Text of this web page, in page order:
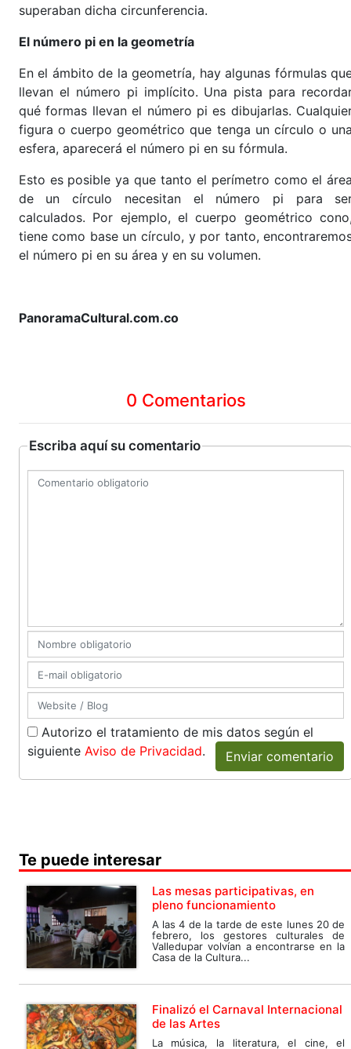
superaban dicha circunferencia.
El número pi en la geometría
En el ámbito de la geometría, hay algunas fórmulas
llevan el número pi implícito. Una pista para
qué formas llevan el número pi es dibujarlas.
figura o cuerpo geométrico que tenga un círculo o
esfera, aparecerá el número pi en su fórmula.
Esto es posible ya que tanto el perímetro como el
de un círculo necesitan el número pi para
calculados. Por ejemplo, el cuerpo geométrico
tiene como base un círculo, y por tanto,
el número pi en su área y en su volumen.
PanoramaCultural.com.co
0 Comentarios
Escriba aquí su comentario
Autorizo el tratamiento de mis datos según el
siguiente Aviso de Privacidad. Enviar comentario
Te puede interesar
Las mesas participativas, en
pleno funcionamiento
A las 4 de la tarde de este lunes 20 de
febrero, los gestores culturales de
Valledupar volvían a encontrarse en la
Casa de la Cultura...
Finalizó el Carnaval Internacional
de las Artes
La música, la literatura, el cine, el